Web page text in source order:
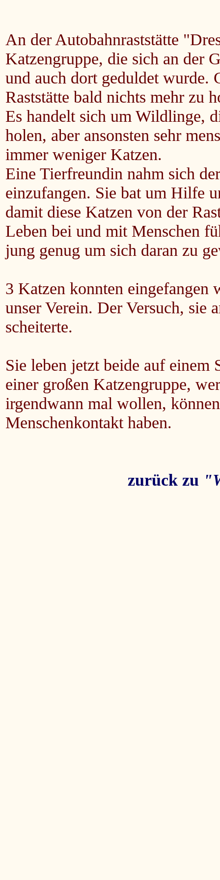
An der Autobahnraststätte
Katzengruppe, die sich an der
und auch dort geduldet wurde.
Raststätte bald nichts mehr zu
Es handelt sich um Wildlinge,
holen, aber ansonsten sehr
immer weniger Katzen.
Eine Tierfreundin nahm sich
einzufangen. Sie bat um Hilfe
damit diese Katzen von der
Leben bei und mit Menschen
jung genug um sich daran zu
3 Katzen konnten eingefangen
unser Verein. Der Versuch, sie
scheiterte.
Sie leben jetzt beide auf
einer großen Katzengruppe,
irgendwann mal wollen,
Menschenkontakt haben.
zurück zu